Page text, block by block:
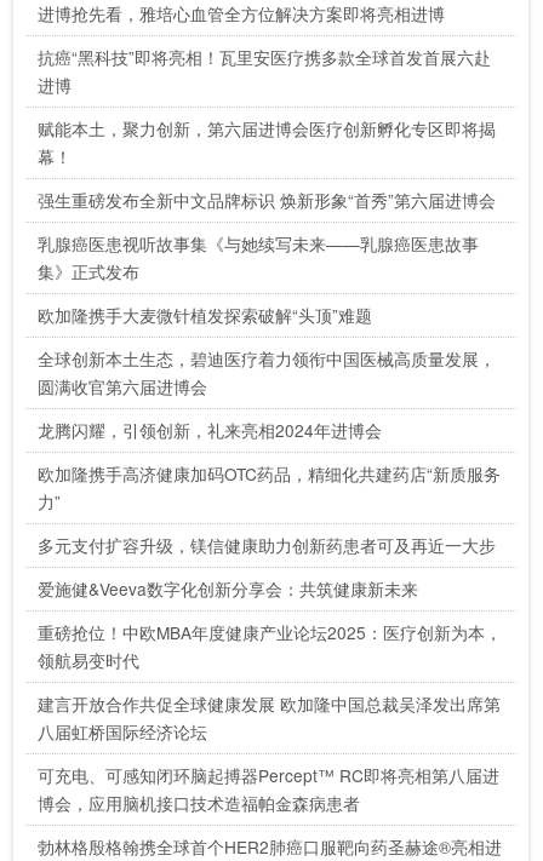
进博抢先看，雅培心血管全方位解决方案即将亮相进博
抗癌“黑科技”即将亮相！瓦里安医疗携多款全球首发首展六赴
进博
赋能本土，聚力创新，第六届进博会医疗创新孵化专区即将揭
幕！
强生重磅发布全新中文品牌标识 焕新形象“首秀”第六届进博会
乳腺癌医患视听故事集《与她续写未来——乳腺癌医患故事
集》正式发布
欧加隆携手大麦微针植发探索破解“头顶”难题
全球创新本土生态，碧迪医疗着力领衔中国医械高质量发展，
圆满收官第六届进博会
龙腾闪耀，引领创新，礼来亮相2024年进博会
欧加隆携手高济健康加码OTC药品，精细化共建药店“新质服务
力”
多元支付扩容升级，镁信健康助力创新药患者可及再近一大步
爱施健&Veeva数字化创新分享会：共筑健康新未来
重磅抢位！中欧MBA年度健康产业论坛2025：医疗创新为本，
领航易变时代
建言开放合作共促全球健康发展 欧加隆中国总裁吴泽发出席第
八届虹桥国际经济论坛
可充电、可感知闭环脑起搏器Percept™ RC即将亮相第八届进
博会，应用脑机接口技术造福帕金森病患者
勃林格殷格翰携全球首个HER2肺癌口服靶向药圣赫途®亮相进